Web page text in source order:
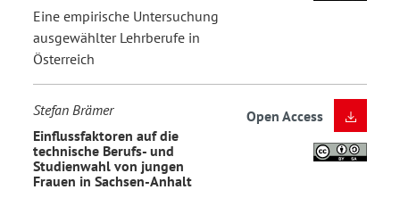
Eine empirische Untersuchung
ausgewählter Lehrberufe in
Österreich
Stefan Brämer
Einflussfaktoren auf die
technische Berufs- und
Studienwahl von jungen
Frauen in Sachsen-Anhalt
Open Access